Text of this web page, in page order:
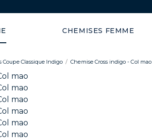
CHEMISES FEMME
Coupe Classique Indigo Chemise Cross indigo - Col mao